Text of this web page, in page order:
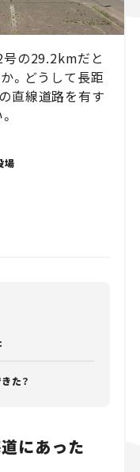
の29.2kmだと
。どうして長距
直線道路を有す
場
た？
にあった